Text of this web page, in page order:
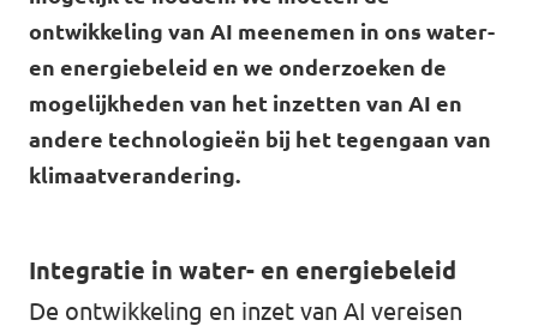
Volt Drenthe
Volt Fryslân
Volt Provincie Utrecht
...alle Volt provincies
Agenda
Doneer
Word actief
ontwikkeling van AI meenemen in ons water-
en energiebeleid en we onderzoeken de
mogelijkheden van het inzetten van AI en
andere technologieën bij het tegengaan van
klimaatverandering.
Integratie in water- en energiebeleid
De ontwikkeling en inzet van AI vereisen